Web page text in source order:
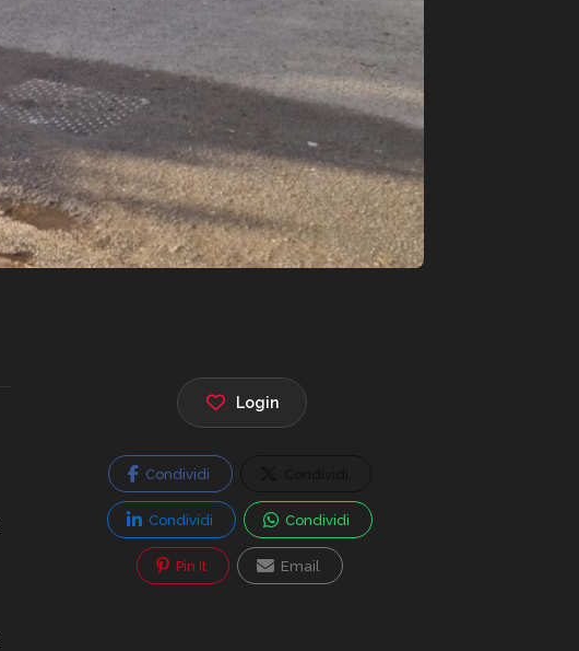
Login
Condividi
Condividi Condividi
Pin It Email